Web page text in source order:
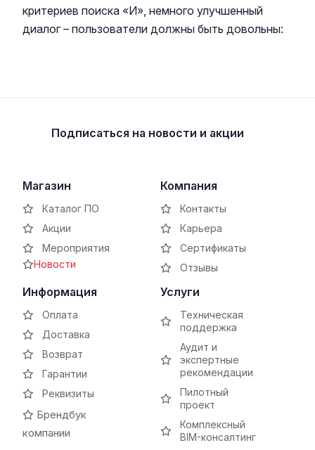
критериев поиска «И», немного улучшенный
диалог – пользователи должны быть довольны:
Подписаться на новости и акции
Магазин
Каталог ПО
Акции
Мероприятия
Новости
Компания
Контакты
Карьера
Сертификаты
Отзывы
Информация
Оплата
Доставка
Возврат
Гарантии
Реквизиты
Брендбук
компании
Услуги
Техническая
поддержка
Аудит и
экспертные
рекомендации
Пилотный
проект
Комплексный
BIM-консалтинг